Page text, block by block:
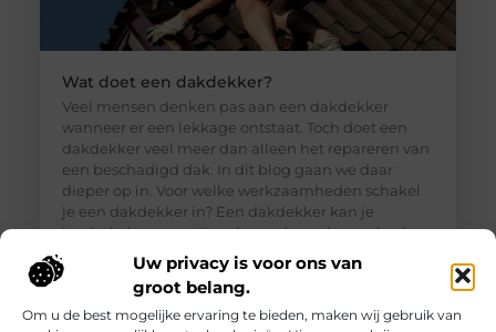
Uw privacy is voor ons van
groot belang.
Om u de best mogelijke ervaring te bieden, maken wij gebruik van
Wat doet een dakdekker?
Veel mensen denken pas aan een dakdekker
wanneer er een lekkage ontstaat. Toch doet een
dakdekker veel meer dan alleen het repareren van
een beschadigd dak. In dit blog gaan we daar
dieper op in. Voor welke werkzaamheden schakel
je een dakdekker in? Een dakdekker kan je
inschakelen voor uiteenlopende werkzaamheden,
zoals: · Het opsporen en repareren